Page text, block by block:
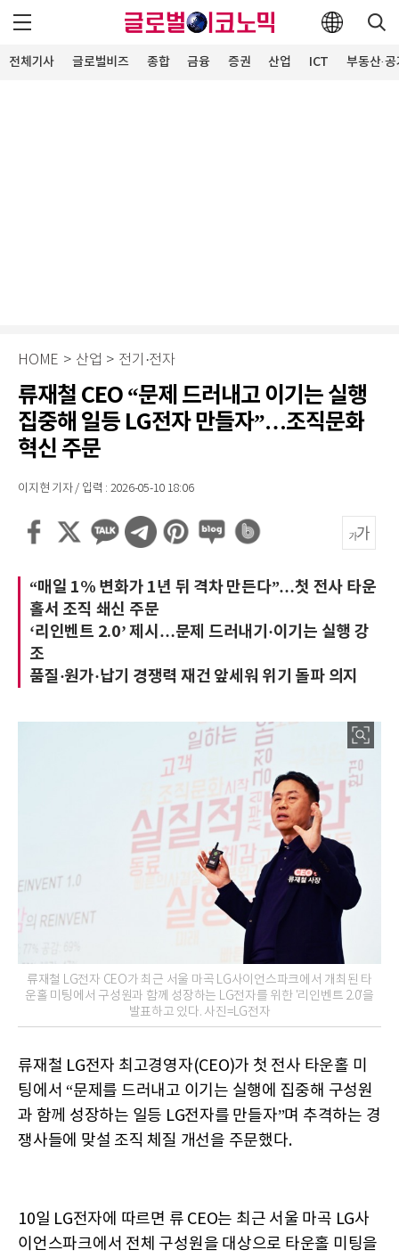
전체기사 글로벌비즈 종합 금융 증권 산업 ICT 부동산·
HOME > 산업 > 전기·전자
류재철 CEO “문제 드러내고 이기는 실행
집중해 일등 LG전자 만들자”…조직문화
혁신 주문
이지현 기자 / 입력 : 2026-05-10 18:06
“매일 1% 변화가 1년 뒤 격차 만든다”…첫 전사 타운
홀서 조직 쇄신 주문
‘리인벤트 2.0’ 제시…문제 드러내기·이기는 실행 강
조
품질·원가·납기 경쟁력 재건 앞세워 위기 돌파 의지
류재철 LG전자 CEO가 최근 서울 마곡 LG사이언스파크에서 개최된 타
운홀 미팅에서 구성원과 함께 성장하는 LG전자를 위한 '리인벤트 2.0'을
발표하고 있다. 사진=LG전자
류재철 LG전자 최고경영자(CEO)가 첫 전사 타운홀 미
팅에서 “문제를 드러내고 이기는 실행에 집중해 구성원
과 함께 성장하는 일등 LG전자를 만들자”며 추격하는 경
쟁사들에 맞설 조직 체질 개선을 주문했다.
10일 LG전자에 따르면 류 CEO는 최근 서울 마곡 LG사
이언스파크에서 전체 구성원을 대상으로 타운홀 미팅을